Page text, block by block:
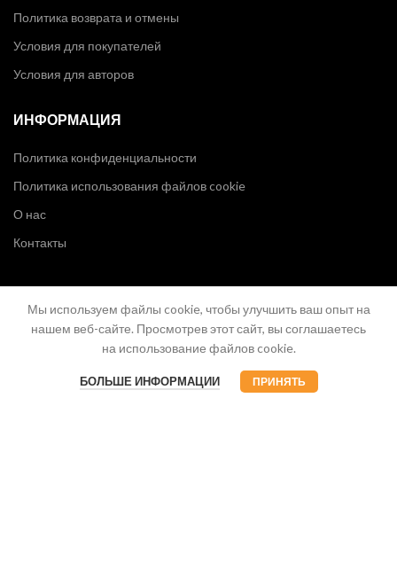
Политика возврата и отмены
Условия для покупателей
Условия для авторов
ИНФОРМАЦИЯ
Политика конфиденциальности
Политика использования файлов cookie
О нас
Контакты
Мы используем файлы cookie, чтобы улучшить ваш опыт на
нашем веб-сайте. Просмотрев этот сайт, вы соглашаетесь
на использование файлов cookie.
БОЛЬШЕ ИНФОРМАЦИИ ПРИНЯТЬ